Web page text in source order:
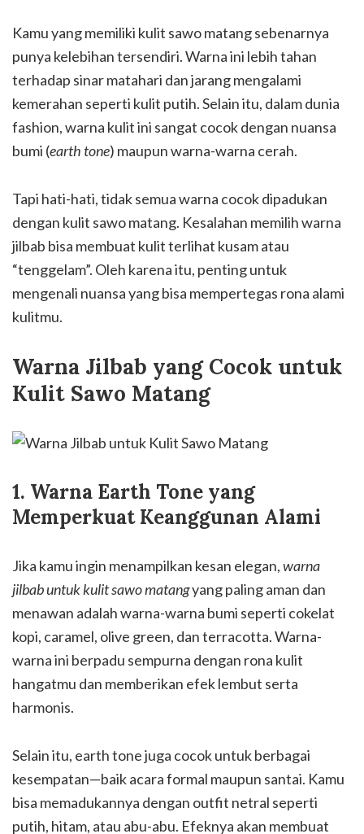
Kamu yang memiliki kulit sawo matang sebenarnya
punya kelebihan tersendiri. Warna ini lebih tahan
terhadap sinar matahari dan jarang mengalami
kemerahan seperti kulit putih. Selain itu, dalam dunia
fashion, warna kulit ini sangat cocok dengan nuansa
bumi (earth tone) maupun warna-warna cerah.
Tapi hati-hati, tidak semua warna cocok dipadukan
dengan kulit sawo matang. Kesalahan memilih warna
jilbab bisa membuat kulit terlihat kusam atau
“tenggelam”. Oleh karena itu, penting untuk
mengenali nuansa yang bisa mempertegas rona alami
kulitmu.
Warna Jilbab yang Cocok untuk
Kulit Sawo Matang
1. Warna Earth Tone yang
Memperkuat Keanggunan Alami
Jika kamu ingin menampilkan kesan elegan,warna
jilbab untuk kulit sawo matangyang paling aman dan
menawan adalah warna-warna bumi seperti cokelat
kopi, caramel, olive green, dan terracotta. Warna-
warna ini berpadu sempurna dengan rona kulit
hangatmu dan memberikan efek lembut serta
harmonis.
Selain itu, earth tone juga cocok untuk berbagai
kesempatan—baik acara formal maupun santai. Kamu
bisa memadukannya dengan outfit netral seperti
putih, hitam, atau abu-abu. Efeknya akan membuat